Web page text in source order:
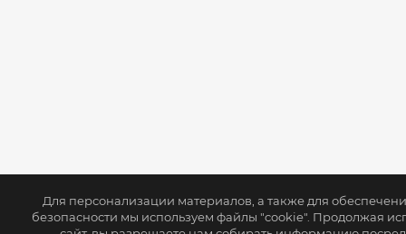
Для персонализации материалов, а также для
безопасности мы используем файлы "cookie". Продолжая